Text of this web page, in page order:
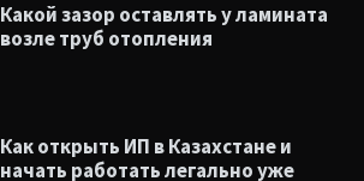
Какой зазор оставлять у ламината
возле труб отопления
Как открыть ИП в Казахстане и
начать работать легально уже